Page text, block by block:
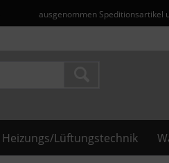
ausgenommen Speditionsartikel
Heizungs/Lüftungstechnik